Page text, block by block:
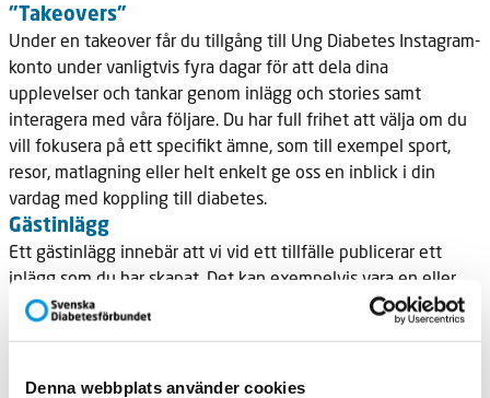
Denna webbplats använder cookies
"Takeovers"
Under en takeover får du tillgång till Ung Diabetes Instagram-
konto under vanligtvis fyra dagar för att dela dina
upplevelser och tankar genom inlägg och stories samt
interagera med våra följare. Du har full frihet att välja om du
vill fokusera på ett specifikt ämne, som till exempel sport,
resor, matlagning eller helt enkelt ge oss en inblick i din
vardag med koppling till diabetes.
Gästinlägg
Ett gästinlägg innebär att vi vid ett tillfälle publicerar ett
inlägg som du har skapat. Det kan exempelvis vara en eller
flera bilder med tillhörande text eller en video.
nedan!